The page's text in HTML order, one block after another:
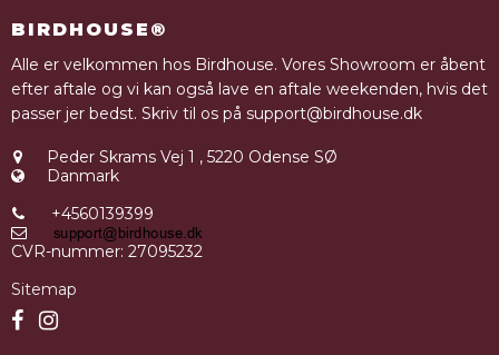
BIRDHOUSE®
Alle er velkommen hos Birdhouse. Vores Showroom er åbent
efter aftale og vi kan også lave en aftale weekenden, hvis det
passer jer bedst. Skriv til os på support@birdhouse.dk
Peder Skrams Vej 1 , 5220 Odense SØ
Danmark
+4560139399
CVR-nummer: 27095232
Sitemap